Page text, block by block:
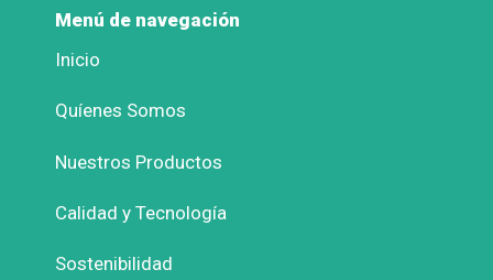
Menú de navegación
Inicio
Quíenes Somos
Nuestros Productos
Calidad y Tecnología
Sostenibilidad